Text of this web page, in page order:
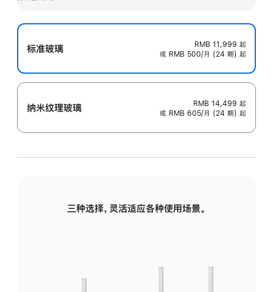
开
标准玻璃 RMB 11,999 起
或 RMB 500/月 (24 期) 起
纳米纹理玻璃 RMB 14,499 起
或 RMB 605/月 (24 期) 起
三种选择，灵活适应各种使用场景。